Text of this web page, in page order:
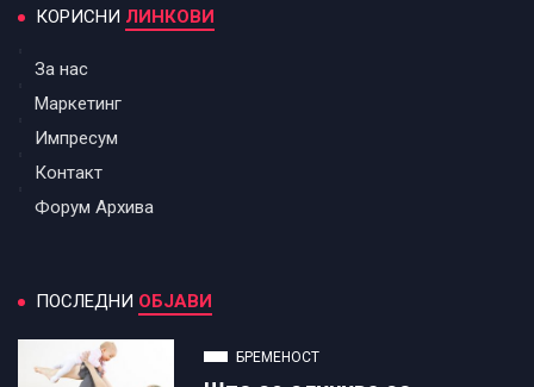
КОРИСНИ ЛИНКОВИ
За нас
Маркетинг
Импресум
Контакт
Форум Архива
ПОСЛЕДНИ ОБЈАВИ
БРЕМЕНОСТ